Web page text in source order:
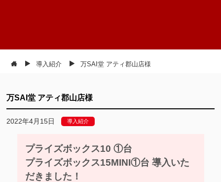
導入紹介 万SAI堂 アティ郡山店様
万SAI堂 アティ郡山店様
2022年4月15日 導入紹介
プライズボックス10 ①台
プライズボックス15MINI①台 導入いた
だきました！